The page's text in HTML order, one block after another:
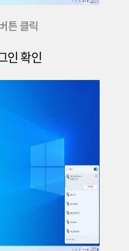
튼 클릭
인 확인